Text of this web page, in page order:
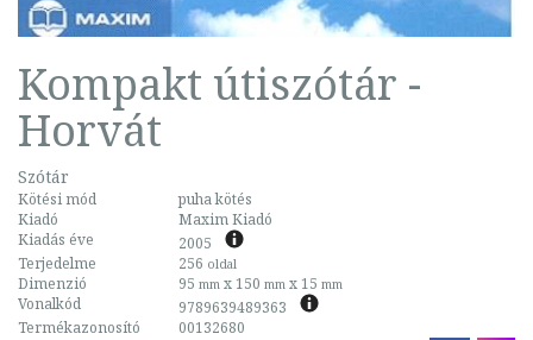
Kompakt útiszótár -
Horvát
Szótár
Kötési mód
puha kötés
Kiadó
Maxim Kiadó
Kiadás éve
2005
Terjedelme
256 oldal
Dimenzió 95 mm x 150 mm x 15 mm
Vonalkód
9789639489363
Termékazonosító
00132680